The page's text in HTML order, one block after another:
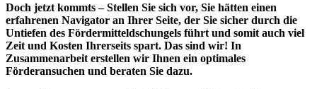
Doch jetzt kommts – Stellen Sie sich vor, Sie hätten einen
erfahrenen Navigator an Ihrer Seite, der Sie sicher durch die
Untiefen des Fördermitteldschungels führt und somit auch viel
Zeit und Kosten Ihrerseits spart. Das sind wir! In
Zusammenarbeit erstellen wir Ihnen ein optimales
Förderansuchen und beraten Sie dazu.